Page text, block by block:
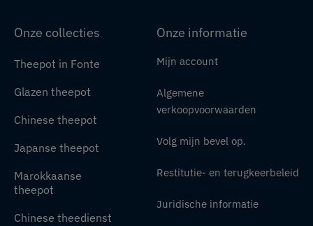
Onze collecties
Theepot in Fonte
Glazen theepot
Chinese theepot
Japanse theepot
Marokkaanse
theepot
Chinese theedienst
Onze informatie
Mijn account
Algemene
verkoopvoorwaarden
Volg mijn bevel op.
Restitutie- en terugkeerbeleid
Juridische informatie